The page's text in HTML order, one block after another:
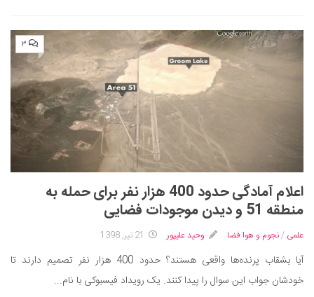
۳
اعلام آمادگی حدود 400 هزار نفر برای حمله به
منطقه 51 و دیدن موجودات فضایی
علمی /نجوم و هوا فضا وحید علیپور 21 تیر, 1398
آیا بشقاب پرنده‌ها واقعی هستند؟ حدود 400 هزار نفر تصمیم دارند تا
خودشان جواب این سوال را پیدا کنند. یک رویداد فیسبوکی با نام...